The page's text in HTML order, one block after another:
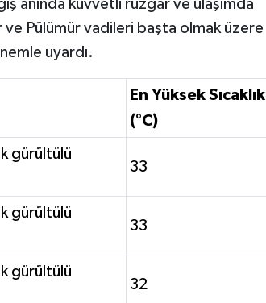
anında kuvvetli rüzgâr ve ulaşımda
ve Pülümür vadileri başta olmak üzere
uyardı.
En Yüksek Sıcaklık
(°C)
gürültülü
33
gürültülü
33
gürültülü
32